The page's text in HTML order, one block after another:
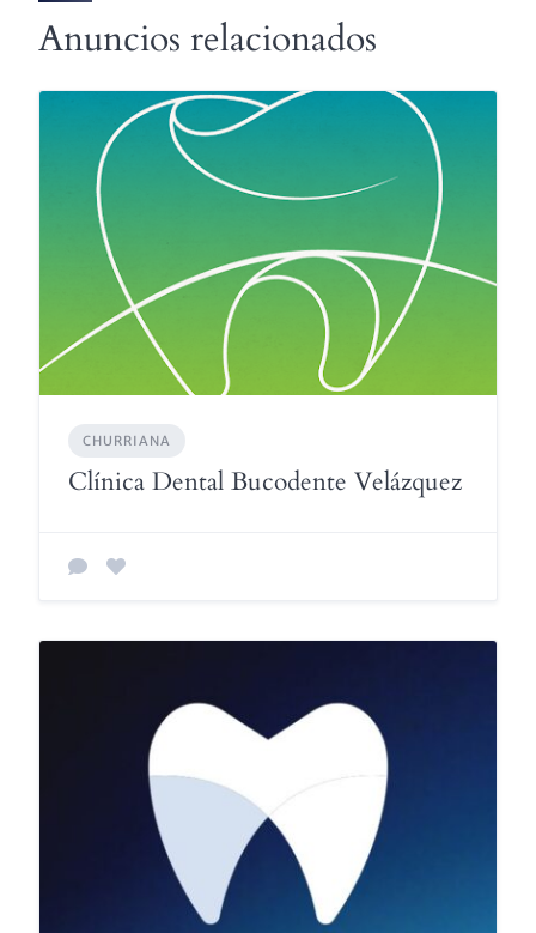
Anuncios relacionados
CHURRIANA
Clínica Dental Bucodente Velázquez